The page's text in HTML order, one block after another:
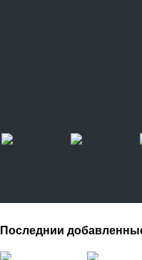
Последнии